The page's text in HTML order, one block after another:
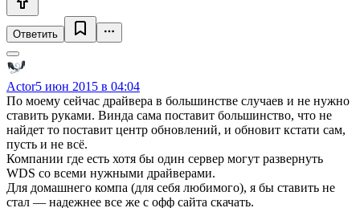
Ответить
Actor5 июн 2015 в 04:04
По моему сейчас драйвера в большинстве случаев и не нужно
ставить руками. Винда сама поставит большинство, что не
найдет то поставит центр обновлений, и обновит кстати сам,
пусть и не всё.
Компании где есть хотя бы один сервер могут развернуть
WDS со всеми нужными драйверами.
Для домашнего компа (для себя любимого), я бы ставить не
стал — надежнее все же с офф сайта скачать.